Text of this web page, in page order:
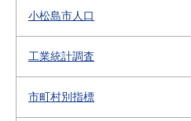
小松島市人口
工業統計調査
市町村別指標